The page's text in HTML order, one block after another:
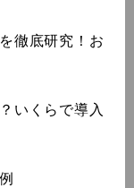
徹底研究！お
いくらで導入